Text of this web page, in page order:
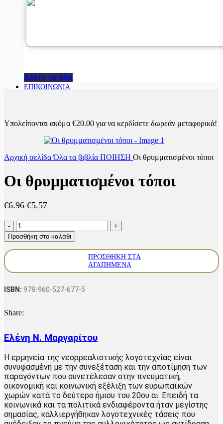
Δείτε τα όλα
ΕΠΙΚΟΙΝΩΝΙΑ
Υπολείπονται ακόμα €20.00 για να κερδίσετε δωρεάν μεταφορικά!
Αρχική σελίδαΌλα τα βιβλία ΠΟΙΗΣΗ Οι θρυμματισμένοι τόποι
Οι θρυμματισμένοι τόποι
€6.96 Original
€6.96.
€5.57Η
είναι:
€5.57.
Οι
θρυμματισμένοι
τόποι
ποσότητα
Προσθήκη στο καλάθι
ΠΡΟΣΘΉΚΗ ΣΤΑ
ΑΓΑΠΗΜΈΝΑ
ISBN: 978-960-527-677-5
Share:
Ελένη Ν. Μαργαρίτου
Η ερμηνεία της νεορρεαλιστικής λογοτεχνίας είναι
συνυφασμένη με την συνεξέταση και την αποτίμηση των
παραγόντων που συνετέλεσαν στην πνευματική,
οικονομική και κοινωνική εξέλιξη των ευρωπαϊκών
χωρών κατά το δεύτερο ήμισυ του 20ου αι. Επειδή τα
κοινωνικά και τα πολιτικά ενδιαφέροντα ήταν μεγίστης
σημασίας, καλλιεργήθηκαν λογοτεχνικές τάσεις που